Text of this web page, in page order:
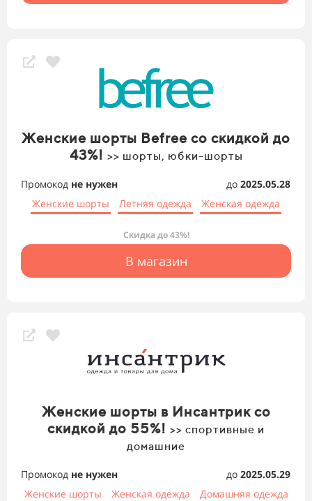
Женские шорты Befree со скидкой до
43%! >> шорты, юбки-шорты
Промокод не нужен до 2025.05.28
Женские шорты
Летняя одежда Женская одежда
Скидка до 43%!
В магазин
Женские шорты в Инсантрик со
скидкой до 55%! >> спортивные и
домашние
Промокод не нужен до 2025.05.29
Женские шорты
Женская одежда Домашняя одежда